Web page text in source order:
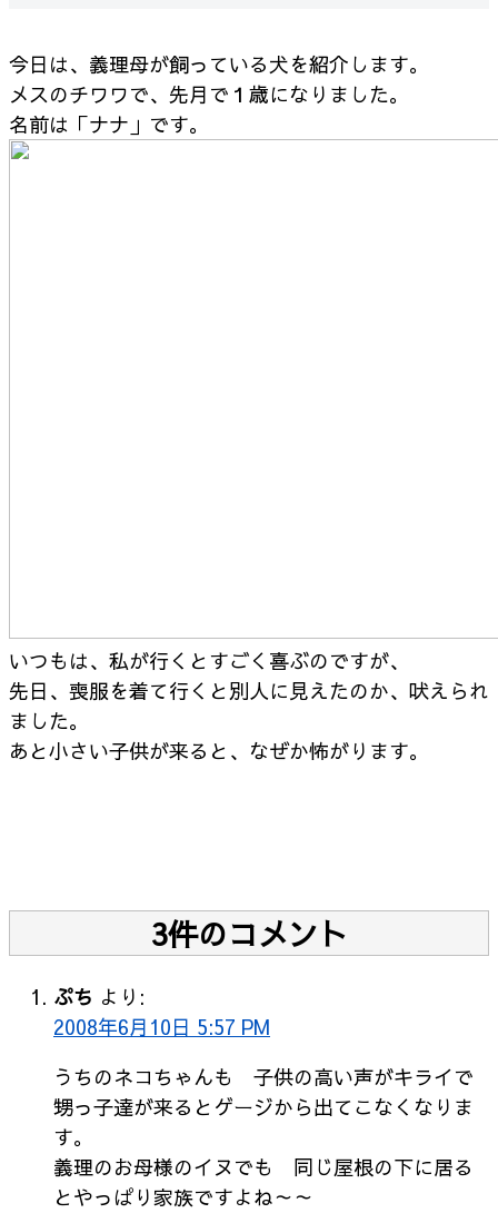
今日は、義理母が飼っている犬を紹介します。
メスのチワワで、先月で１歳になりました。
名前は「ナナ」です。
いつもは、私が行くとすごく喜ぶのですが、
先日、喪服を着て行くと別人に見えたのか、吠えられ
ました。
あと小さい子供が来ると、なぜか怖がります。
3件のコメント
ぷち より:
2008年6月10日 5:57 PM
うちのネコちゃんも 子供の高い声がキライで
甥っ子達が来るとゲージから出てこなくなりま
す。
義理のお母様のイヌでも 同じ屋根の下に居る
とやっぱり家族ですよね～～